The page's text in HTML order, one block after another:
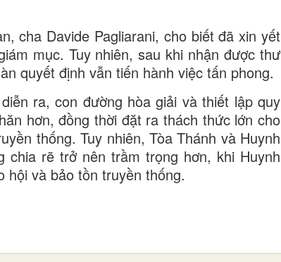
cha Davide Pagliarani, cho biết đã xin yết
mục. Tuy nhiên, sau khi nhận được thư
quyết định vẫn tiến hành việc tấn phong.
ra, con đường hòa giải và thiết lập quy
hơn, đồng thời đặt ra thách thức lớn cho
thống. Tuy nhiên, Tòa Thánh và Huynh
rẽ trở nên trầm trọng hơn, khi Huynh
hội và bảo tồn truyền thống.